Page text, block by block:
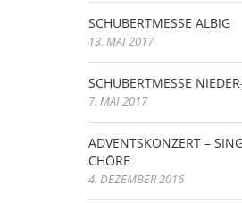
SCHUBERTMESSE ALBIG
13. MAI 2017
SCHUBERTMESSE
7. MAI 2017
ADVENTSKONZERT –
CHÖRE
4. DEZEMBER 2016